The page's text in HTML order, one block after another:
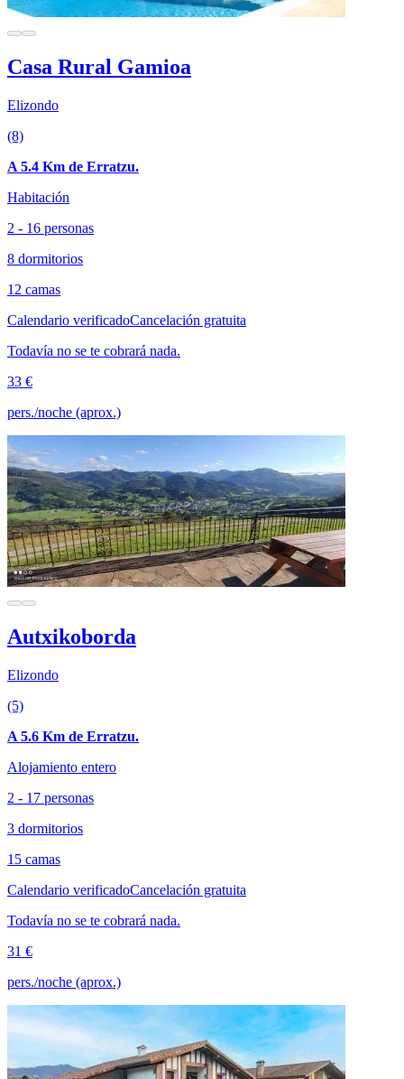
Casa Rural Gamioa
Elizondo
(8)
A 5.4 Km de Erratzu.
Habitación
2 - 16 personas
8 dormitorios
12 camas
Calendario verificadoCancelación gratuita
Todavía no se te cobrará nada.
33 €
pers./noche (aprox.)
Autxikoborda
Elizondo
(5)
A 5.6 Km de Erratzu.
Alojamiento entero
2 - 17 personas
3 dormitorios
15 camas
Calendario verificadoCancelación gratuita
Todavía no se te cobrará nada.
31 €
pers./noche (aprox.)